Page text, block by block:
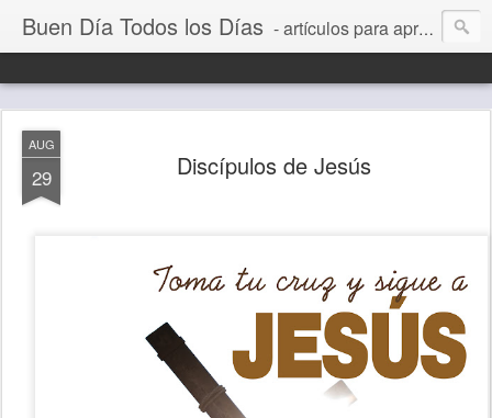
Buen Día Todos los Días - artículos para aprender a vivir mejor, un día a la vez. Por Juan C Quintero
AUG
29 Discípulos de Jesús